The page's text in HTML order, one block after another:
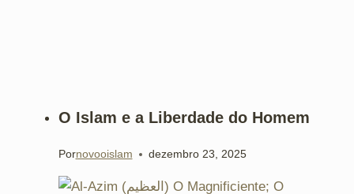
O Islam e a Liberdade do Homem
Pornovooislam dezembro 23, 2025